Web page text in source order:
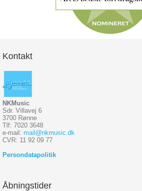
Kontakt
NKMusic
Sdr. Villavej 6
3700 Rønne
Tlf: 7020 3648
e-mail: mail@nkmusic.dk
CVR: 11 92 09 77
Persondatapolitik
Åbningstider